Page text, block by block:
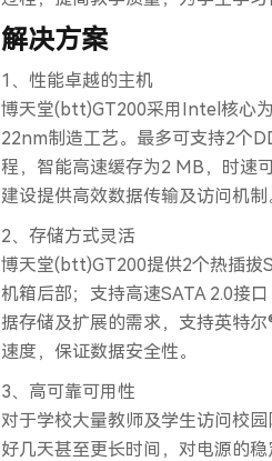
解决方案
1、性能卓越的主机
博天堂(btt)GT200采用Intel核心
22nm制造工艺。最多可支持2个
程，智能高速缓存为2 MB，时速
建设提供高效数据传输及访问机制
2、存储方式灵活
博天堂(btt)GT200提供2个热插拔
机箱后部；支持高速SATA 2.0接
据存储及扩展的需求，支持英特
速度，保证数据安全性。
3、高可靠可用性
对于学校大量教师及学生访问校
好几天甚至更长时间，对电源的